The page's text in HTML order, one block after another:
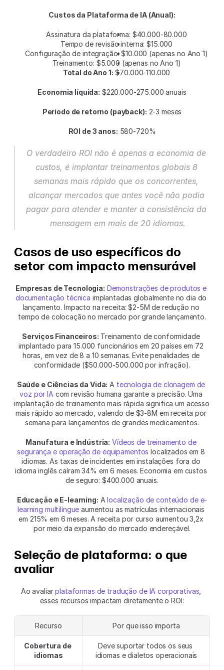
Custos da Plataforma de IA (Anual):
Assinatura da plataforma: $40.000-80.000
Tempo de revisão interna: $15.000
Configuração de integração: $10.000 (apenas no Ano 1)
Treinamento: $5.000 (apenas no Ano 1)
Total do Ano 1: $70.000-110.000
Economia líquida: $220.000-275.000 anuais
Período de retorno (payback): 2-3 meses
ROI de 3 anos: 580-720%
O verdadeiro ROI não é apenas a economia de
custos, é implantar treinamentos globais 8
semanas mais rápido que os concorrentes,
alcançar mercados que antes você não podia
pagar para atender e manter a consistência da
mensagem em mais de 20 idiomas.
Casos de uso específicos do
setor com impacto mensurável
Empresas de Tecnologia: Demonstrações de produtos e
documentação técnica implantadas globalmente no dia do
lançamento. Impacto na receita: $2-5M de redução no
tempo de colocação no mercado por grande lançamento.
Serviços Financeiros: Treinamento de conformidade
implantado para 15.000 funcionários em 20 países em 72
horas, em vez de 8 a 10 semanas. Evite penalidades de
conformidade ($50.000-500.000 por infração).
Saúde e Ciências da Vida: A tecnologia de clonagem de
voz por IA com revisão humana garante a precisão. Uma
implantação de treinamento mais rápida significa um acesso
mais rápido ao mercado, valendo de $3-8M em receita por
semana para lançamentos de grandes medicamentos.
Manufatura e Indústria: Vídeos de treinamento de
segurança e operação de equipamentos localizados em 8
idiomas. As taxas de incidentes em instalações fora do
idioma inglês caíram 34% em 6 meses. Economia em custos
de seguro: $400.000 anuais.
Educação e E-learning: A localização de conteúdo de e-
learning multilíngue aumentou as matrículas internacionais
em 215% em 6 meses. A receita por curso aumentou 3,2x
por meio da expansão do mercado endereçável.
Seleção de plataforma: o que
avaliar
Ao avaliar plataformas de tradução de IA corporativas
esses recursos impactam diretamente o ROI:
Recurso Por que isso importa
Cobertura de
idiomas
Deve suportar todos os seus
idiomas e dialetos operacionais